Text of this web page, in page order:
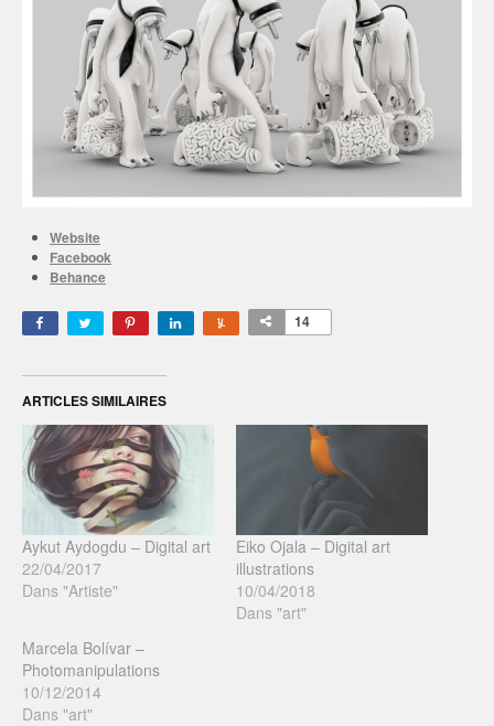
Website
Facebook
Behance
14
ARTICLES SIMILAIRES
Aykut Aydogdu – Digital art
22/04/2017
Dans "Artiste"
Eiko Ojala – Digital art
illustrations
10/04/2018
Dans "art"
Marcela Bolívar –
Photomanipulations
10/12/2014
Dans "art"